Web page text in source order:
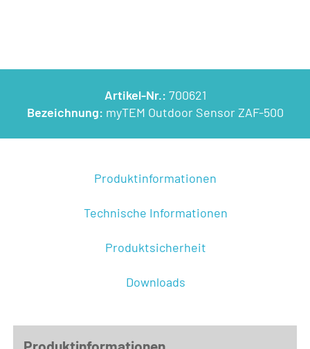
Artikel-Nr.: 700621
Bezeichnung: myTEM Outdoor Sensor ZAF-500
Produktinformationen
Technische Informationen
Produktsicherheit
Downloads